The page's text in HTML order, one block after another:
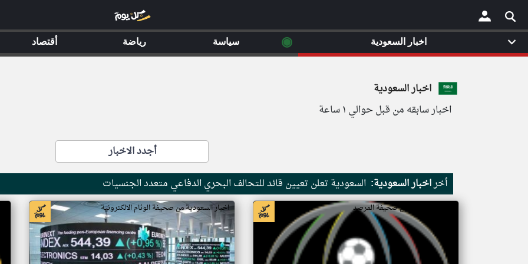
اخبار السعودية ◉ سياسة رياضة أقتصاد
اخبار السعودية
اخبار سابقه من قبل حوالي ١ ساعة
أجدد الاخبار
أخراخبار السعودية: السعودية تعلن تعيين قائد للتحالف البحري الدفاعي متعدد الجنسيات
اخبار السعودية من صحيفة المرصد اخبار السعودية من صحيفة الوئام الالكترونية